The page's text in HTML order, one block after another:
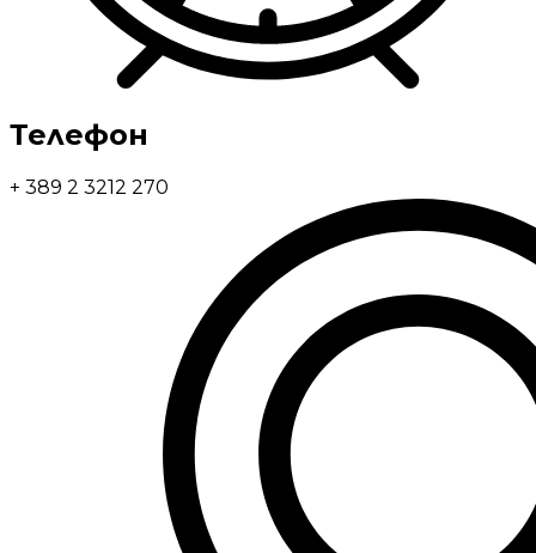
Телефон
+ 389 2 3212 270